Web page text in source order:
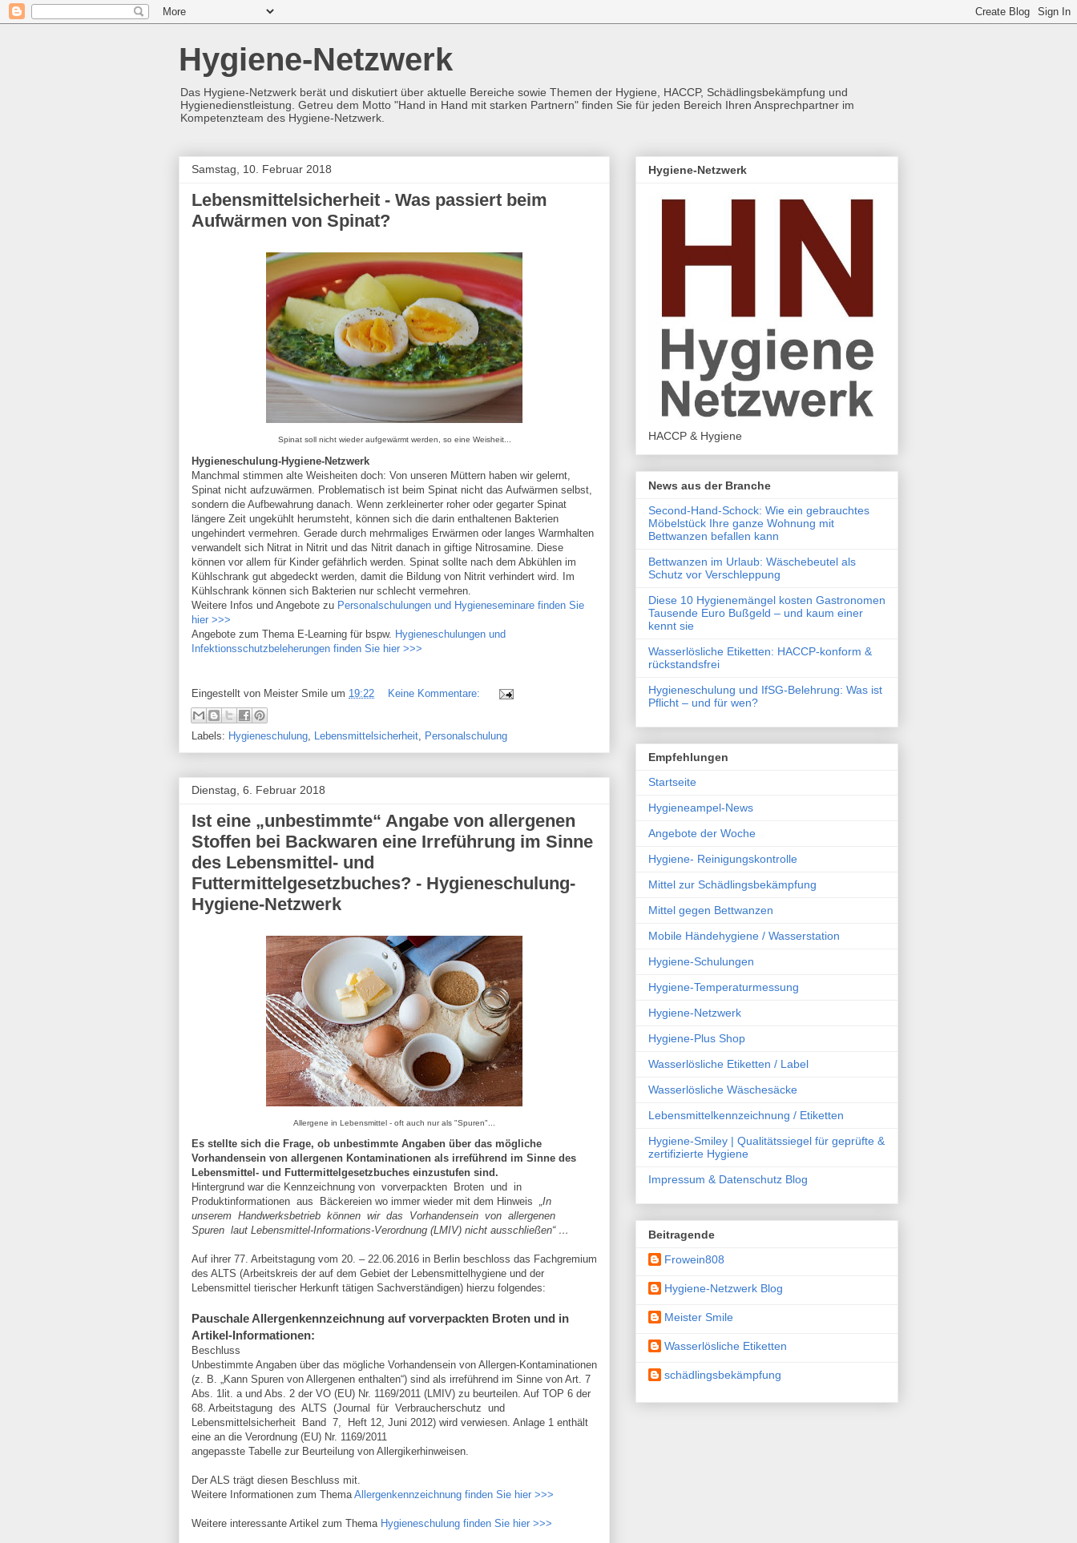
Hygiene-Netzwerk
Das Hygiene-Netzwerk berät und diskutiert über aktuelle Bereiche sowie Themen der Hygiene, HACCP, Schädlingsbekämpfung und
Hygienedienstleistung. Getreu dem Motto "Hand in Hand mit starken Partnern" finden Sie für jeden Bereich Ihren Ansprechpartner im
Kompetenzteam des Hygiene-Netzwerk.
Samstag, 10. Februar 2018
Lebensmittelsicherheit - Was passiert beim
Aufwärmen von Spinat?
Spinat soll nicht wieder aufgewärmt werden, so eine Weisheit...
Hygieneschulung-Hygiene-Netzwerk
Manchmal stimmen alte Weisheiten doch: Von unseren Müttern haben wir gelernt,
Spinat nicht aufzuwärmen. Problematisch ist beim Spinat nicht das Aufwärmen selbst,
sondern die Aufbewahrung danach. Wenn zerkleinerter roher oder gegarter Spinat
längere Zeit ungekühlt herumsteht, können sich die darin enthaltenen Bakterien
ungehindert vermehren. Gerade durch mehrmaliges Erwärmen oder langes Warmhalten
verwandelt sich Nitrat in Nitrit und das Nitrit danach in giftige Nitrosamine. Diese
können vor allem für Kinder gefährlich werden. Spinat sollte nach dem Abkühlen im
Kühlschrank gut abgedeckt werden, damit die Bildung von Nitrit verhindert wird. Im
Kühlschrank können sich Bakterien nur schlecht vermehren.
Weitere Infos und Angebote zu Personalschulungen und Hygieneseminare finden Sie
hier >>>
Angebote zum Thema E-Learning für bspw. Hygieneschulungen und
Infektionsschutzbeleherungen finden Sie hier >>>
Eingestellt von Meister Smile um 19:22 Keine Kommentare:
Labels: Hygieneschulung Lebensmittelsicherheit Personalschulung
Dienstag, 6. Februar 2018
Ist eine „unbestimmte“ Angabe von allergenen
Stoffen bei Backwaren eine Irreführung im Sinne
des Lebensmittel- und
Futtermittelgesetzbuches? - Hygieneschulung-
Hygiene-Netzwerk
Allergene in Lebensmittel - oft auch nur als "Spuren"...
Es stellte sich die Frage, ob unbestimmte Angaben über das mögliche
Vorhandensein von allergenen Kontaminationen als irreführend im Sinne des
Lebensmittel- und Futtermittelgesetzbuches einzustufen sind.
Hintergrund war die Kennzeichnung von vorverpackten Broten und in
Produktinformationen aus Bäckereien wo immer wieder mit dem Hinweis „In
unserem Handwerksbetrieb können wir das Vorhandensein von allergenen
Spuren laut Lebensmittel-Informations-Verordnung (LMIV) nicht ausschließen“ …
Auf ihrer 77. Arbeitstagung vom 20. – 22.06.2016 in Berlin beschloss das Fachgremium
des ALTS (Arbeitskreis der auf dem Gebiet der Lebensmittelhygiene und der
Lebensmittel tierischer Herkunft tätigen Sachverständigen) hierzu folgendes:
Pauschale Allergenkennzeichnung auf vorverpackten Broten und in
Artikel-Informationen:
Beschluss
Unbestimmte Angaben über das mögliche Vorhandensein von Allergen-Kontaminationen
(z. B. „Kann Spuren von Allergenen enthalten“) sind als irreführend im Sinne von Art. 7
Abs. 1lit. a und Abs. 2 der VO (EU) Nr. 1169/2011 (LMIV) zu beurteilen. Auf TOP 6 der
68. Arbeitstagung des ALTS (Journal für Verbraucherschutz und
Lebensmittelsicherheit Band 7, Heft 12, Juni 2012) wird verwiesen. Anlage 1 enthält
eine an die Verordnung (EU) Nr. 1169/2011
angepasste Tabelle zur Beurteilung von Allergikerhinweisen.
Der ALS trägt diesen Beschluss mit.
Weitere Informationen zum ThemaAllergenkennzeichnung finden Sie hier >>>
Weitere interessante Artikel zum Thema Hygieneschulung finden Sie hier >>>
Hygiene-Netzwerk
HACCP & Hygiene
News aus der Branche
Second-Hand-Schock: Wie ein gebrauchtes
Möbelstück Ihre ganze Wohnung mit
Bettwanzen befallen kann
Bettwanzen im Urlaub: Wäschebeutel als
Schutz vor Verschleppung
Diese 10 Hygienemängel kosten Gastronomen
Tausende Euro Bußgeld – und kaum einer
kennt sie
Wasserlösliche Etiketten: HACCP-konform &
rückstandsfrei
Hygieneschulung und IfSG-Belehrung: Was ist
Pflicht – und für wen?
Empfehlungen
Startseite
Hygieneampel-News
Angebote der Woche
Hygiene- Reinigungskontrolle
Mittel zur Schädlingsbekämpfung
Mittel gegen Bettwanzen
Mobile Händehygiene / Wasserstation
Hygiene-Schulungen
Hygiene-Temperaturmessung
Hygiene-Netzwerk
Hygiene-Plus Shop
Wasserlösliche Etiketten / Label
Wasserlösliche Wäschesäcke
Lebensmittelkennzeichnung / Etiketten
Hygiene-Smiley | Qualitätssiegel für geprüfte &
zertifizierte Hygiene
Impressum & Datenschutz Blog
Beitragende
Frowein808
Hygiene-Netzwerk Blog
Meister Smile
Wasserlösliche Etiketten
schädlingsbekämpfung